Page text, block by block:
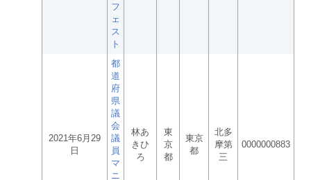
フ
ェ
ス
ト
2021年6月29
日
都
道
府
県
議
会
議
員
マ
ニ
林あ
きひ
ろ
東
京
都
東京
都
北多
摩第
三
0000000883